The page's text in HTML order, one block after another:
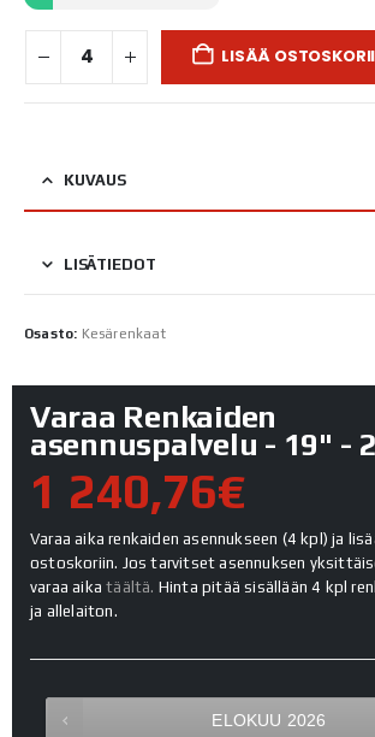
LISÄÄ
KUVAUS
LISÄTIEDOT
Osasto: Kesärenkaat
Varaa Renkaiden
asennuspalvelu - 19" -
1 240,76€
Varaa aika renkaiden asennukseen (4 kpl) ja
ostoskoriin. Jos tarvitset asennuksen
varaa aikatäältä. Hinta pitää sisällään 4 kpl
ja allelaiton.
ELOKUU 2026